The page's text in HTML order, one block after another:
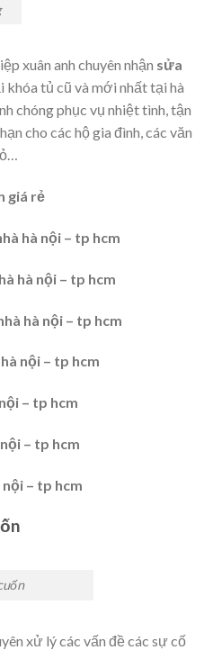
xuân anh chuyên nhận sửa
khóa tủ cũ và mới nhất tại hà
chóng phục vụ nhiệt tình, tận
cho các hộ gia đình, các văn
giá rẻ
hà nội – tp hcm
hà nội – tp hcm
hà nội – tp hcm
nội – tp hcm
– tp hcm
– tp hcm
– tp hcm
xử lý các vấn đề các sự cố